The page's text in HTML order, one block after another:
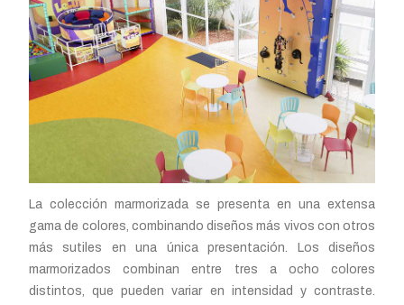
La colección marmorizada se presenta en una extensa
gama de colores, combinando diseños más vivos con otros
más sutiles en una única presentación. Los diseños
marmorizados combinan entre tres a ocho colores
distintos, que pueden variar en intensidad y contraste.